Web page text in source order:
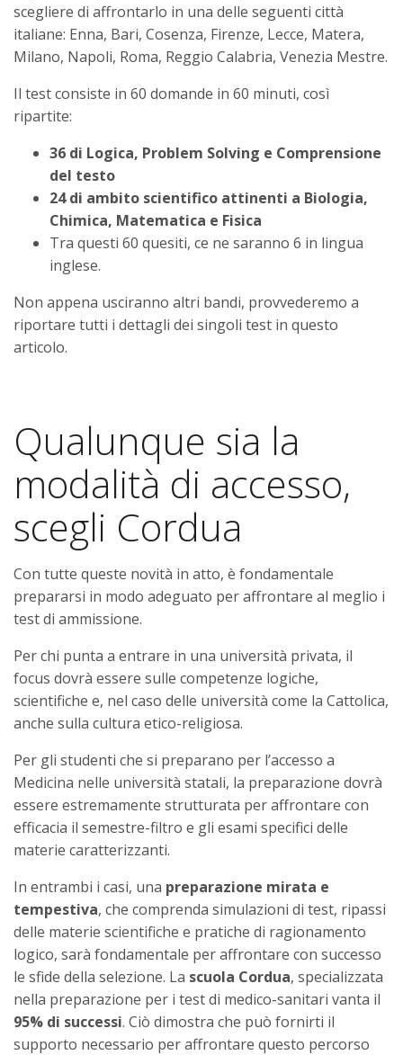
scegliere di affrontarlo in una delle seguenti città
italiane: Enna, Bari, Cosenza, Firenze, Lecce, Matera,
Milano, Napoli, Roma, Reggio Calabria, Venezia Mestre.
Il test consiste in 60 domande in 60 minuti, così
ripartite:
36 di Logica, Problem Solving e Comprensione
del testo
24 di ambito scientifico attinenti a Biologia,
Chimica, Matematica e Fisica
Tra questi 60 quesiti, ce ne saranno 6 in lingua
inglese.
Non appena usciranno altri bandi, provvederemo a
riportare tutti i dettagli dei singoli test in questo
articolo.
Qualunque sia la
modalità di accesso,
scegli Cordua
Con tutte queste novità in atto, è fondamentale
prepararsi in modo adeguato per affrontare al meglio i
test di ammissione.
Per chi punta a entrare in una università privata, il
focus dovrà essere sulle competenze logiche,
scientifiche e, nel caso delle università come la Cattolica,
anche sulla cultura etico-religiosa.
Per gli studenti che si preparano per l’accesso a
Medicina nelle università statali, la preparazione dovrà
essere estremamente strutturata per affrontare con
efficacia il semestre-filtro e gli esami specifici delle
materie caratterizzanti.
In entrambi i casi, una preparazione mirata e
tempestiva, che comprenda simulazioni di test, ripassi
delle materie scientifiche e pratiche di ragionamento
logico, sarà fondamentale per affrontare con successo
le sfide della selezione. La scuola Cordua, specializzata
nella preparazione per i test di medico-sanitari vanta il
95% di successi. Ciò dimostra che può fornirti il
supporto necessario per affrontare questo percorso